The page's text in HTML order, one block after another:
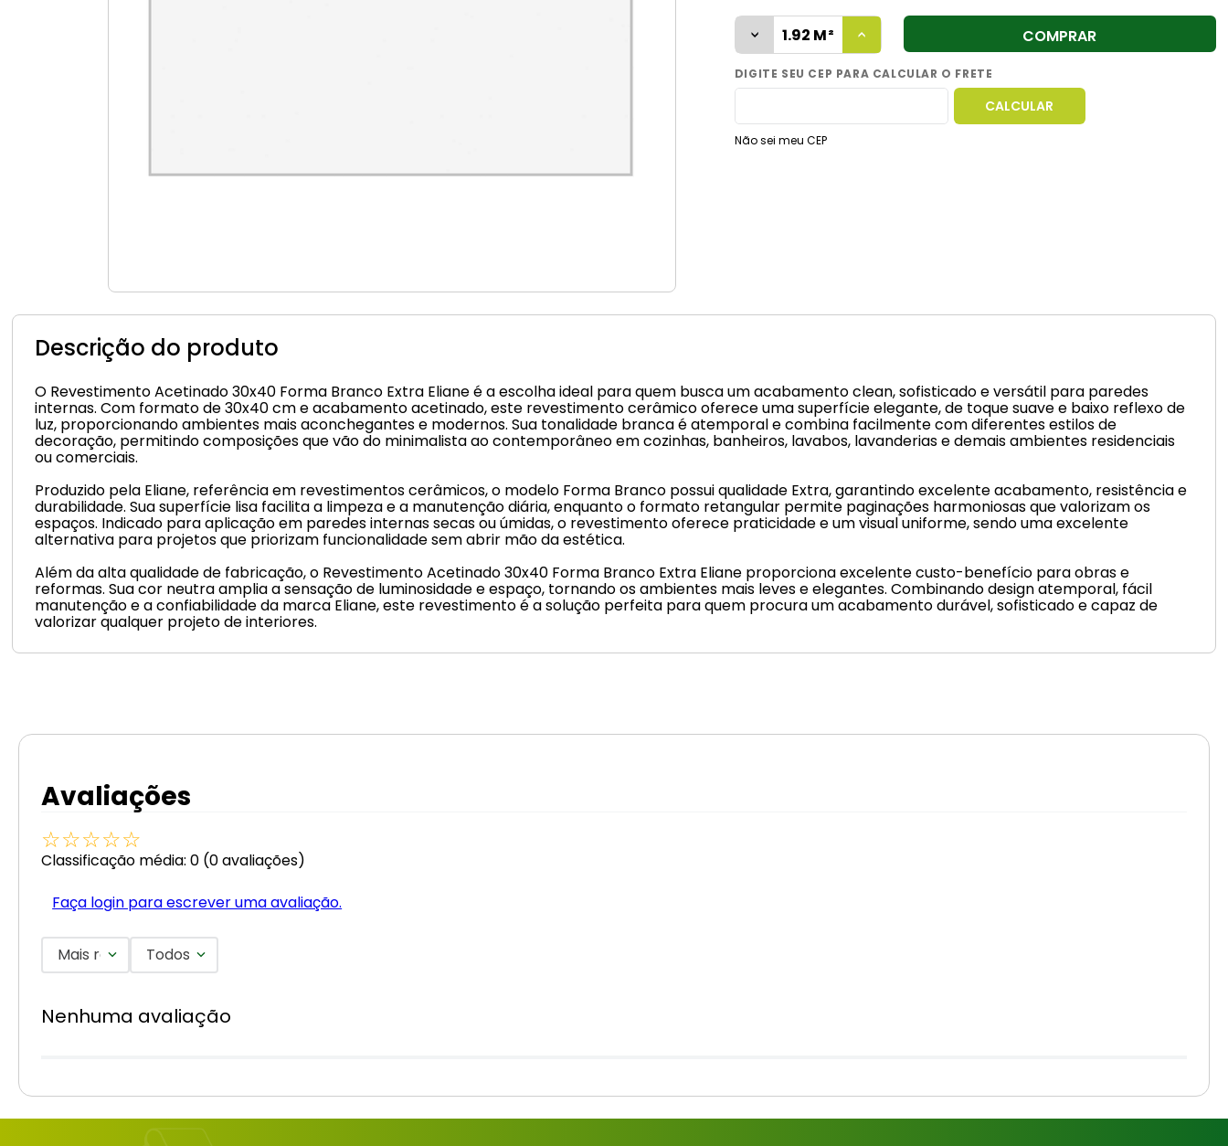
COMPRAR
Não sei meu CEP
Descrição do produto
O Revestimento Acetinado 30x40 Forma Branco Extra Eliane é a escolha ideal para quem busca um acabamento clean, sofisticado e versátil para paredes
internas. Com formato de 30x40 cm e acabamento acetinado, este revestimento cerâmico oferece uma superfície elegante, de toque suave e baixo reflexo de
luz, proporcionando ambientes mais aconchegantes e modernos. Sua tonalidade branca é atemporal e combina facilmente com diferentes estilos de
decoração, permitindo composições que vão do minimalista ao contemporâneo em cozinhas, banheiros, lavabos, lavanderias e demais ambientes residenciais
ou comerciais.
Produzido pela Eliane, referência em revestimentos cerâmicos, o modelo Forma Branco possui qualidade Extra, garantindo excelente acabamento, resistência e
durabilidade. Sua superfície lisa facilita a limpeza e a manutenção diária, enquanto o formato retangular permite paginações harmoniosas que valorizam os
espaços. Indicado para aplicação em paredes internas secas ou úmidas, o revestimento oferece praticidade e um visual uniforme, sendo uma excelente
alternativa para projetos que priorizam funcionalidade sem abrir mão da estética.
Além da alta qualidade de fabricação, o Revestimento Acetinado 30x40 Forma Branco Extra Eliane proporciona excelente custo-benefício para obras e
reformas. Sua cor neutra amplia a sensação de luminosidade e espaço, tornando os ambientes mais leves e elegantes. Combinando design atemporal, fácil
manutenção e a confiabilidade da marca Eliane, este revestimento é a solução perfeita para quem procura um acabamento durável, sofisticado e capaz de
valorizar qualquer projeto de interiores.
Avaliações
☆☆☆☆☆
Classificação média: 0 (0 avaliações)
Faça login para escrever uma avaliação.
Mais recentesTodos
Nenhuma avaliação